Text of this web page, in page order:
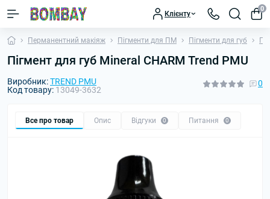
Клієнту
0
Перманентний макіяж Пігменти для ПМ Пігменти для губ
Пігмент для губ Mineral CHARM Trend PMU
Виробник:TREND PMU
Код товару: 13049-3632
0
Все про товар Опис Відгуки 0 Питання 0